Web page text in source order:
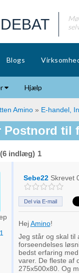
DEBAT
Blogs
Hjælp
Amino » E-handel,
Postnord til
indlæg) 1
Sebe22 Skrevet
Del via E-mail
HejAmino!
Jeg står og skal til
forseendelses
bedst erfaring
varer. De fleste af
275x500x80. Og